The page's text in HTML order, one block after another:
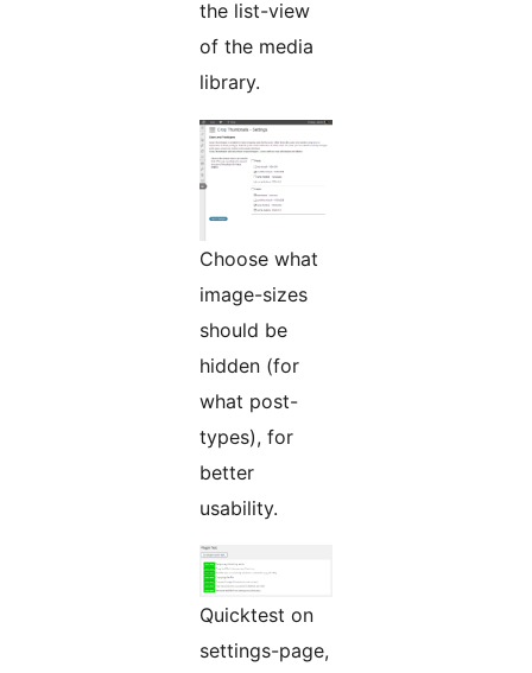
the list-view
of the media
library.
Choose what
image-sizes
should be
hidden (for
what post-
types), for
better
usability.
Quicktest on
settings-page,